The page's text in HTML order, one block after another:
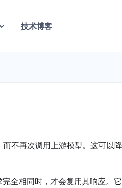
技术博客
不再次调用上游模型。这可以降
全相同时，才会复用其响应。它